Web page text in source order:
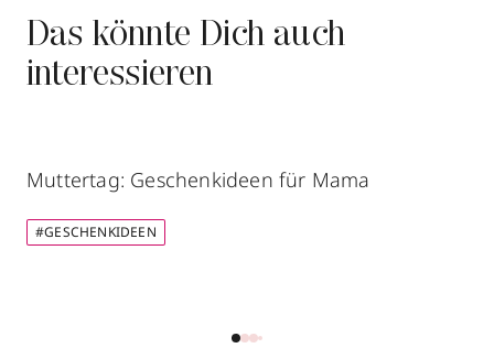
Das könnte Dich auch
interessieren
Muttertag: Geschenkideen für Mama
#GESCHENKIDEEN